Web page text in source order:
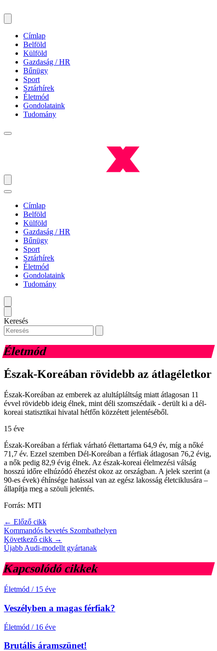
Címlap
Belföld
Külföld
Gazdaság / HR
Bűnügy
Sport
Sztárhírek
Életmód
Gondolataink
Tudomány
Címlap
Belföld
Külföld
Gazdaság / HR
Bűnügy
Sport
Sztárhírek
Életmód
Gondolataink
Tudomány
Keresés
Életmód
Észak-Koreában rövidebb az átlagéletkor
Észak-Koreában az emberek az alultápláltság miatt átlagosan 11
évvel rövidebb ideig élnek, mint déli szomszédaik - derült ki a dél-
koreai statisztikai hivatal hétfőn közzétett jelentéséből.
15 éve
Észak-Koreában a férfiak várható élettartama 64,9 év, míg a nőké
71,7 év. Ezzel szemben Dél-Koreában a férfiak átlagosan 76,2 évig,
a nők pedig 82,9 évig élnek. Az észak-koreai élelmezési válság
hosszú időre elhúzódó éhezést okoz az országban. A jelek szerint (a
90-es évek) éhínsége hatással van az egész lakosság életciklusára –
állapítja meg a szöuli jelentés.
Forrás: MTI
← Előző cikk
Kommandós bevetés Szombathelyen
Következő cikk →
Újabb Audi-modellt gyártanak
Kapcsolódó cikkek
Életmód / 15 éve
Veszélyben a magas férfiak?
Életmód / 16 éve
Brutális áramszünet!